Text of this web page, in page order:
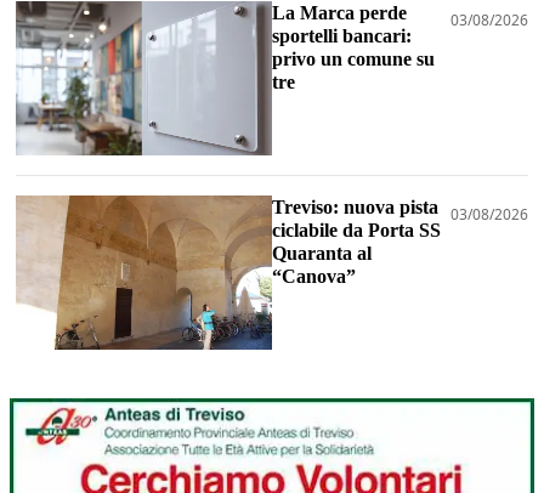
La Marca perde
sportelli bancari:
privo un comune su
tre
03/08/2026
Treviso: nuova pista
ciclabile da Porta SS
Quaranta al
“Canova”
03/08/2026